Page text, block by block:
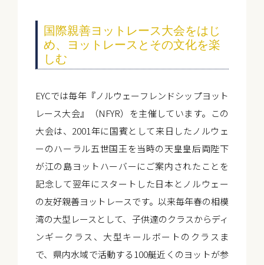
国際親善ヨットレース大会をはじ
め、ヨットレースとその文化を楽
しむ
EYCでは毎年『ノルウェーフレンドシップヨット
レース大会』（NFYR）を主催しています。この
大会は、2001年に国賓として来日したノルウェ
ーのハーラル五世国王を当時の天皇皇后両陛下
が江の島ヨットハーバーにご案内されたことを
記念して翌年にスタートした日本とノルウェー
の友好親善ヨットレースです。以来毎年春の相模
湾の大型レースとして、子供達のクラスからディ
ンギークラス、大型キールボートのクラスま
で、県内水域で活動する100艇近くのヨットが参